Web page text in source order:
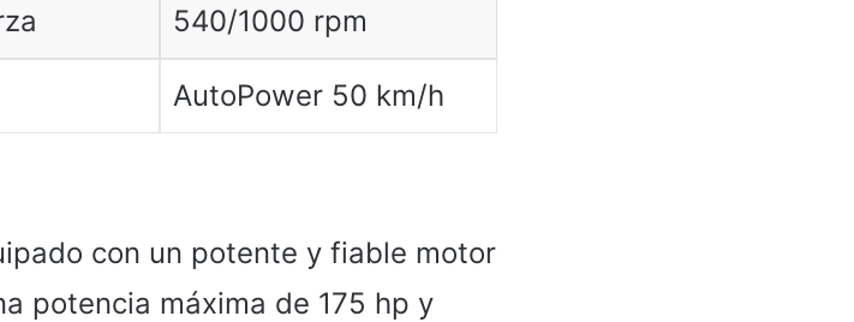
540/1000 rpm
AutoPower 50 km/h
con un potente y fiable motor
potencia máxima de 175 hp y